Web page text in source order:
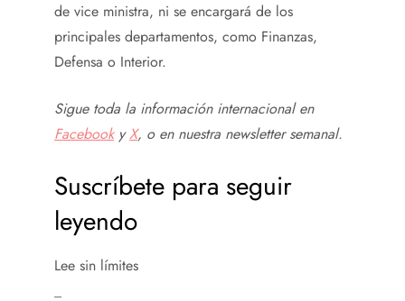
de vice ministra, ni se encargará de los
principales departamentos, como Finanzas,
Defensa o Interior.
Sigue toda la información internacional en
FacebookyX, o en nuestra newsletter semanal.
Suscríbete para seguir
leyendo
Lee sin límites